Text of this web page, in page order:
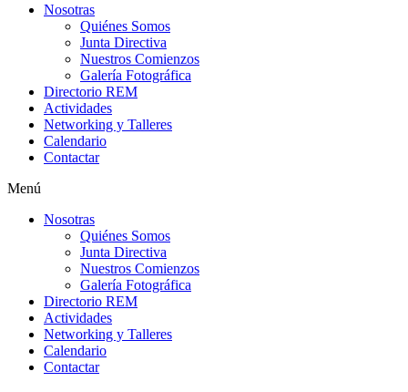
Nosotras
Quiénes Somos
Junta Directiva
Nuestros Comienzos
Galería Fotográfica
Directorio REM
Actividades
Networking y Talleres
Calendario
Contactar
Menú
Nosotras
Quiénes Somos
Junta Directiva
Nuestros Comienzos
Galería Fotográfica
Directorio REM
Actividades
Networking y Talleres
Calendario
Contactar